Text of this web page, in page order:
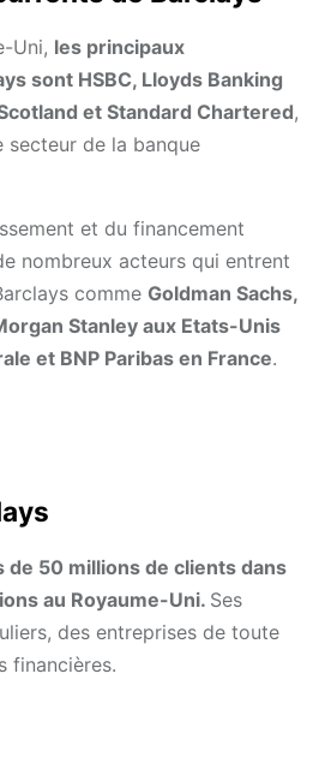
Uni, les principaux
sont HSBC, Lloyds Banking
et Standard Chartered,
de la banque
et du financement
nombreux acteurs qui entrent
comme Goldman Sachs,
Stanley aux Etats-Unis
et BNP Paribas en France.
de 50 millions de clients dans
au Royaume-Uni. Ses
des entreprises de toute
financières.